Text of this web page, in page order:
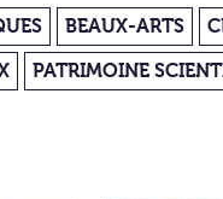
BEAUX-ARTS
PATRIMOINE